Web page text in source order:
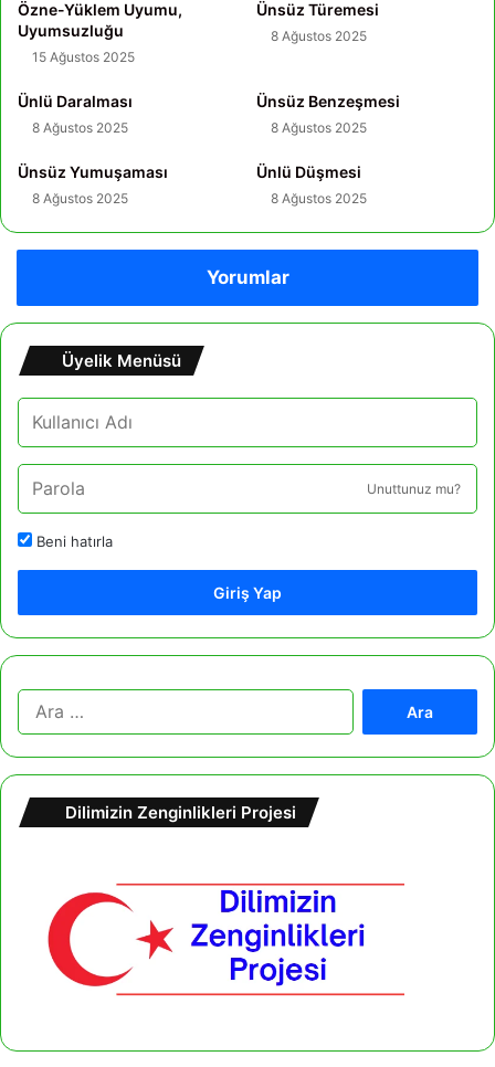
Özne-Yüklem Uyumu,
Uyumsuzluğu
15 Ağustos 2025
Ünsüz Türemesi
8 Ağustos 2025
Ünlü Daralması
8 Ağustos 2025
Ünsüz Benzeşmesi
8 Ağustos 2025
Ünsüz Yumuşaması
8 Ağustos 2025
Ünlü Düşmesi
8 Ağustos 2025
Yorumlar
Üyelik Menüsü
Unuttunuz mu?
Beni hatırla
Giriş Yap
m
Dilimizin Zenginlikleri Projesi